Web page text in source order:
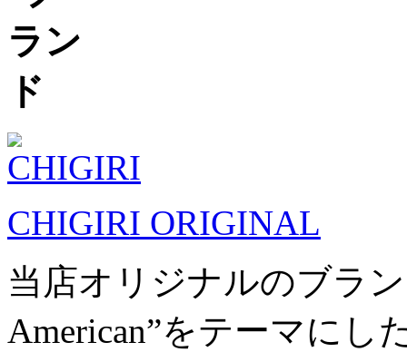
CHIGIRI ORIGINAL
当店オリジナルのブラン
American”をテーマにし